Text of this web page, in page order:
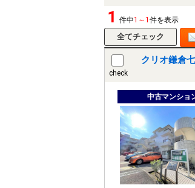
1 件中1～1 件を表示
check
クリオ鎌倉
中古マンショ